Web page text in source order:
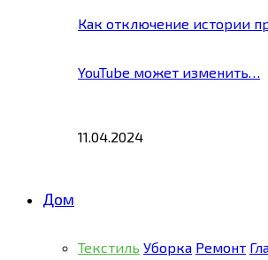
Как отключение истории
YouTube может изменить…
11.04.2024
Дом
Текстиль Уборка Ремонт